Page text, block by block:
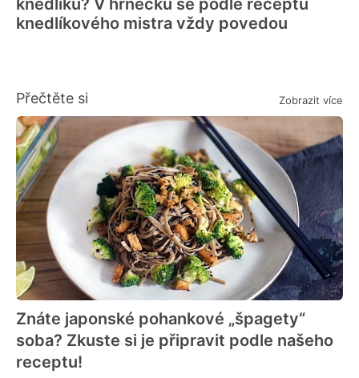
knedlíků? V hrnečku se podle receptu
knedlíkového mistra vždy povedou
Přečtěte si Zobrazit více
Znáte japonské pohankové „špagety“
soba? Zkuste si je připravit podle našeho
receptu!